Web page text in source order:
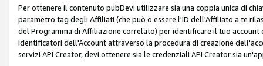
Per ottenere il contenuto pubDevi utilizzare sia una coppia unica di
parametro tag degli Affiliati (che può o essere l'ID dell'Affiliato a te
del Programma di Affiliazione correlato) per identificare il tuo account
Identificatori dell'Account attraverso la procedura di creazione
servizi API Creator, devi ottenere sia le credenziali API Creator sia